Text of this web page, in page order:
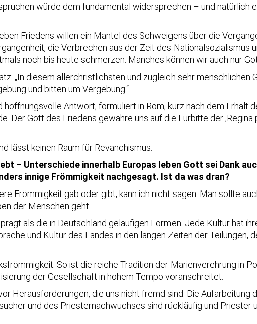
würde dem fundamental widersprechen – und
Friedens willen ein Mantel des Schweigens über die
die Verbrechen aus der Zeit des Nationalsozialismus
noch bis heute schmerzen. Manches können wir auch nur
„In diesem allerchristlichsten und zugleich sehr menschlichen
und bitten um Vergebung.“
Antwort, formuliert in Rom, kurz nach dem Erhalt
Gott des Friedens gewähre uns auf die Fürbitte der ‚Regina
lässt keinen Raum für Revanchismus.
– Unterschiede innerhalb Europas leben Gott sei Dank
innige Frömmigkeit nachgesagt. Ist da was dran?
Frömmigkeit gab oder gibt, kann ich nicht sagen. Man sollte
der Menschen geht.
als die in Deutschland geläufigen Formen. Jede Kultur hat
und Kultur des Landes in den langen Zeiten der Teilungen,
So ist die reiche Tradition der Marienverehrung in
der Gesellschaft in hohem Tempo voranschreitet.
Herausforderungen, die uns nicht fremd sind: Die Aufarbeitung
und des Priesternachwuchses sind rückläufig und Priester